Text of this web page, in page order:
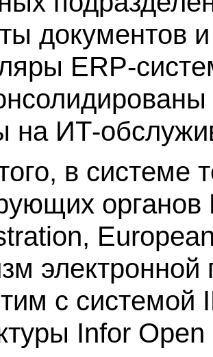
документов
ERP-
на ИТ-
в системе
с
Infor